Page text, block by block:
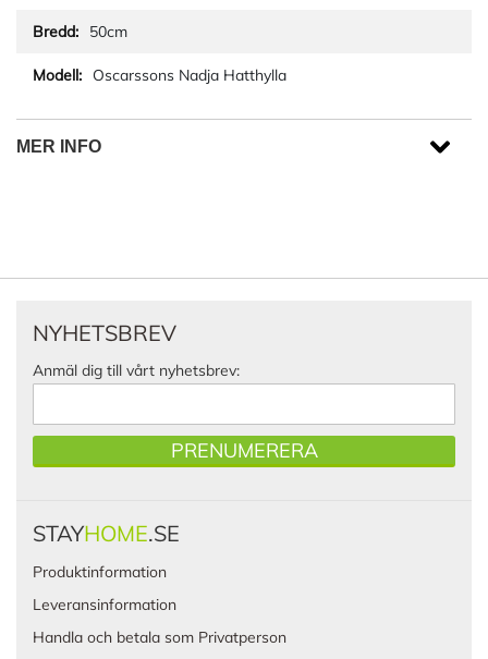
50cm
Oscarssons Nadja Hatthylla
MER INFO
NYHETSBREV
Anmäl dig till vårt nyhetsbrev:
PRENUMERERA
STAYHOME.SE
Produktinformation
Leveransinformation
Handla och betala som Privatperson